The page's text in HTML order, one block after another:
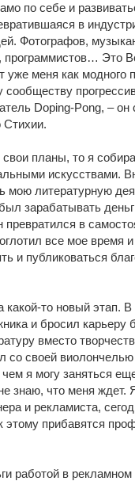
по себе и
в
Фотографов,
программистов… Это
уже меня как модного
сообществу
Doping-Pong, –
Стихии.
планы, то я
искусствами.
мою литературную
зарабатывать
превратился в
все мое время
и публиковаться
то новый этап. В
и бросил карьеру
вместо
со своей
я могу заняться
знаю, что меня ждет.
и рекламиста,
прибавятся
работой в